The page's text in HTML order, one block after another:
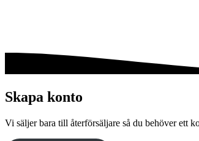
Skapa konto
Vi säljer bara till återförsäljare så du behöver ett